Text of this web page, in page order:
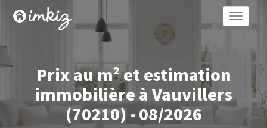
Toggle
Prix au m² et estimation
immobilière à Vauvillers
(70210) - 08/2026